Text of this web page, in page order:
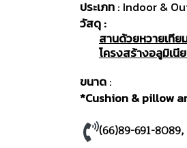
ประเภท: Indoor &
วัสดุ :
สานด้วยหวายเทีย
โครงสร้างอลูมิเนี
ขนาด:
*Cushion & pillow
(66)89-691-8089